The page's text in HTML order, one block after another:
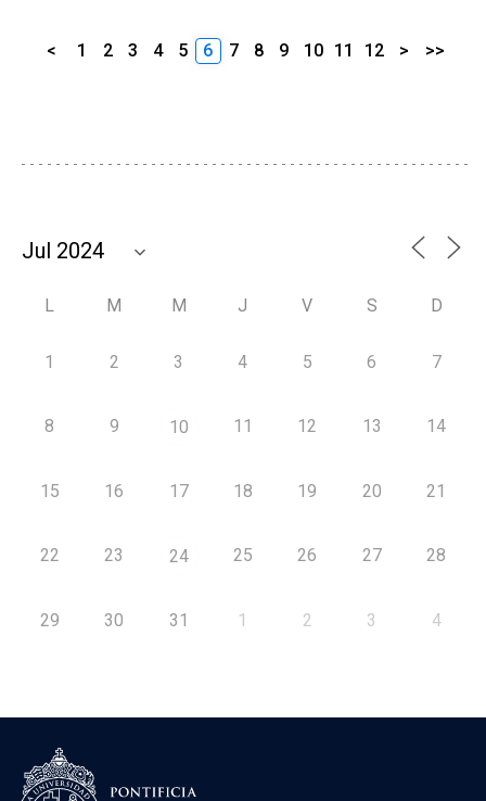
< 1 2 3 4 5 6 7 8 9 10 11 12 > >>
L M M J V S D
1 2 3 4 5 6 7
8 9 10 11 12 13 14
15 16 17 18 19 20 21
22 23 24 25 26 27 28
29 30 31 1 2 3 4